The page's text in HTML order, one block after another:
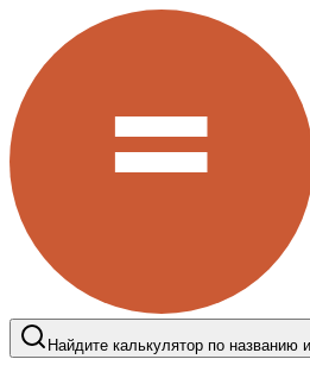
Найдите калькулятор по названию